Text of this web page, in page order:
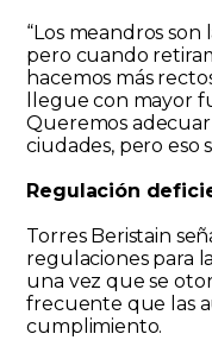
“Los meandros son
pero cuando
hacemos más
llegue con mayor
Queremos
ciudades, pero eso
Regulación
Torres Beristain
regulaciones para
una vez que se
frecuente que las
cumplimiento.